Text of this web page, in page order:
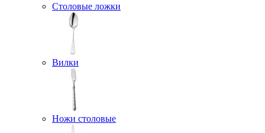
Столовые ложки
Вилки
Ножи столовые